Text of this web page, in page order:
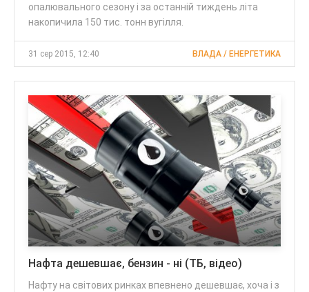
опалювального сезону і за останній тиждень літа
накопичила 150 тис. тонн вугілля.
31 сер 2015, 12:40 ВЛАДА / ЕНЕРГЕТИКА
Нафта дешевшає, бензин - ні (ТБ, відео)
Нафту на світових ринках впевнено дешевшає, хоча і з